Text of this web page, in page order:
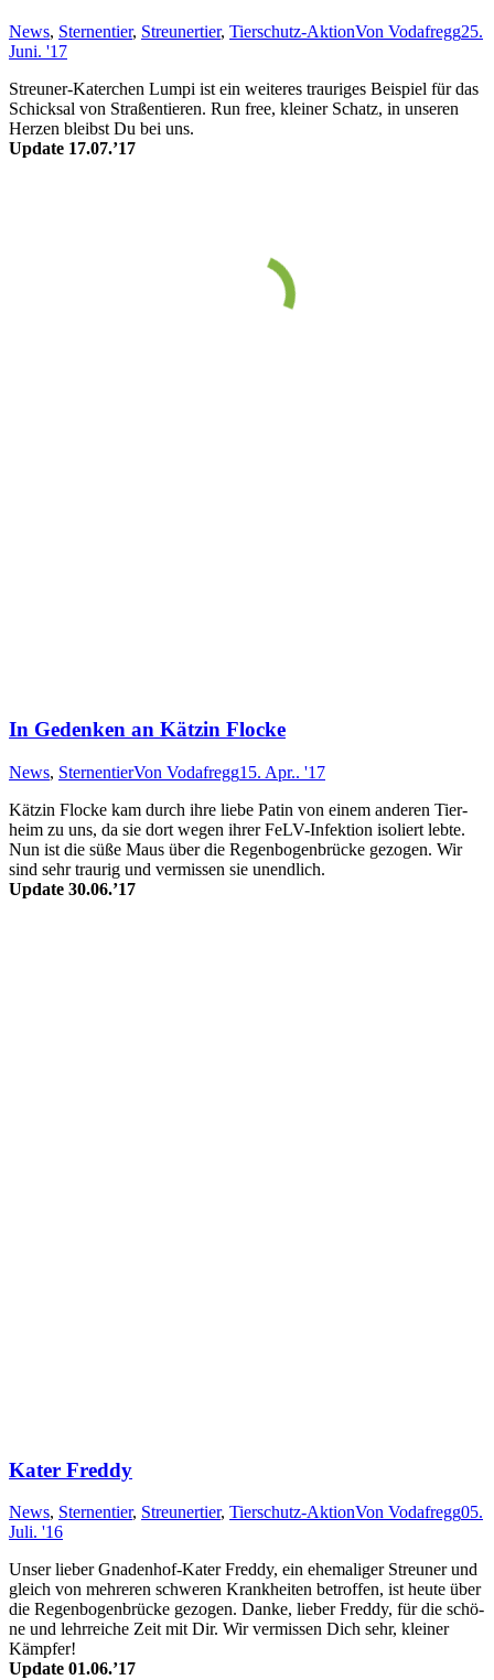
News, Sternentier, Streunertier, Tierschutz-AktionVon Vodafregg25.
Juni. '17
Streuner-Kater­chen Lum­pi ist ein wei­ter­es trau­rig­es Bei­spiel für das
Schick­sal von Stra­ßen­tier­en. Run free, klein­er Schatz, in un­ser­en
Herz­en bleibst Du bei uns.
Update 17.07.’17
In Gedenken an Kätzin Flocke
News, SternentierVon Vodafregg15. Apr.. '17
Kätzin Flocke kam durch ihre lie­be Pa­tin von ein­em an­der­en Tier­
heim zu uns, da sie dort we­gen ihrer FeLV-In­fekt­ion iso­liert le­bte.
Nun ist die sü­ße Maus über die Re­gen­bo­gen­brücke ge­zo­gen. Wir
sind sehr trau­rig und ver­mis­sen sie un­end­lich.
Update 30.06.’17
Kater Freddy
News, Sternentier, Streunertier, Tierschutz-AktionVon Vodafregg05.
Juli. '16
Unser lieber Gna­den­hof-Ka­ter Fred­dy, ein ehe­mal­iger Streu­ner und
gleich von mehr­er­en schwer­en Krank­heit­en be­troff­en, ist heu­te über
die Re­gen­bo­gen­brücke ge­zo­gen. Danke, lie­ber Freddy, für die schö­
ne und lehr­reiche Zeit mit Dir. Wir ver­miss­en Dich sehr, klein­er
Kämp­fer!
Update 01.06.’17